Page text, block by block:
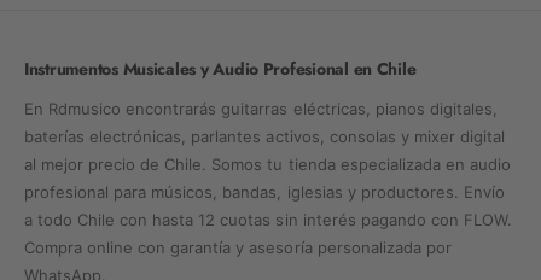
Instrumentos Musicales y Audio Profesional en Chile
En Rdmusico encontrarás guitarras eléctricas, pianos digitales,
baterías electrónicas, parlantes activos, consolas y mixer digital
al mejor precio de Chile. Somos tu tienda especializada en audio
profesional para músicos, bandas, iglesias y productores. Envío
a todo Chile con hasta 12 cuotas sin interés pagando con FLOW.
Compra online con garantía y asesoría personalizada por
WhatsApp.